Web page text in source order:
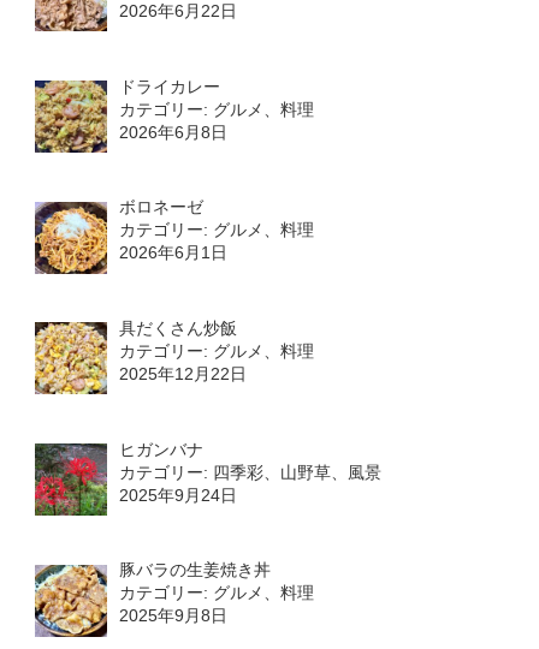
2026年6月22日
ドライカレー
カテゴリー: グルメ、料理
2026年6月8日
ボロネーゼ
カテゴリー: グルメ、料理
2026年6月1日
具だくさん炒飯
カテゴリー: グルメ、料理
2025年12月22日
ヒガンバナ
カテゴリー: 四季彩、山野草、風景
2025年9月24日
豚バラの生姜焼き丼
カテゴリー: グルメ、料理
2025年9月8日